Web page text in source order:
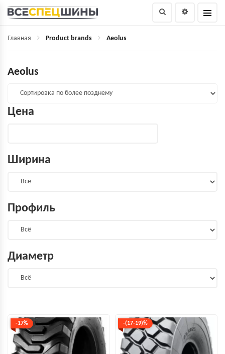
Главная Product brands Aeolus
Aeolus
-17% -(17-19)%
Цена
Ширина
Профиль
Диаметр